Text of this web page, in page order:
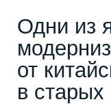
Одни из
от
в